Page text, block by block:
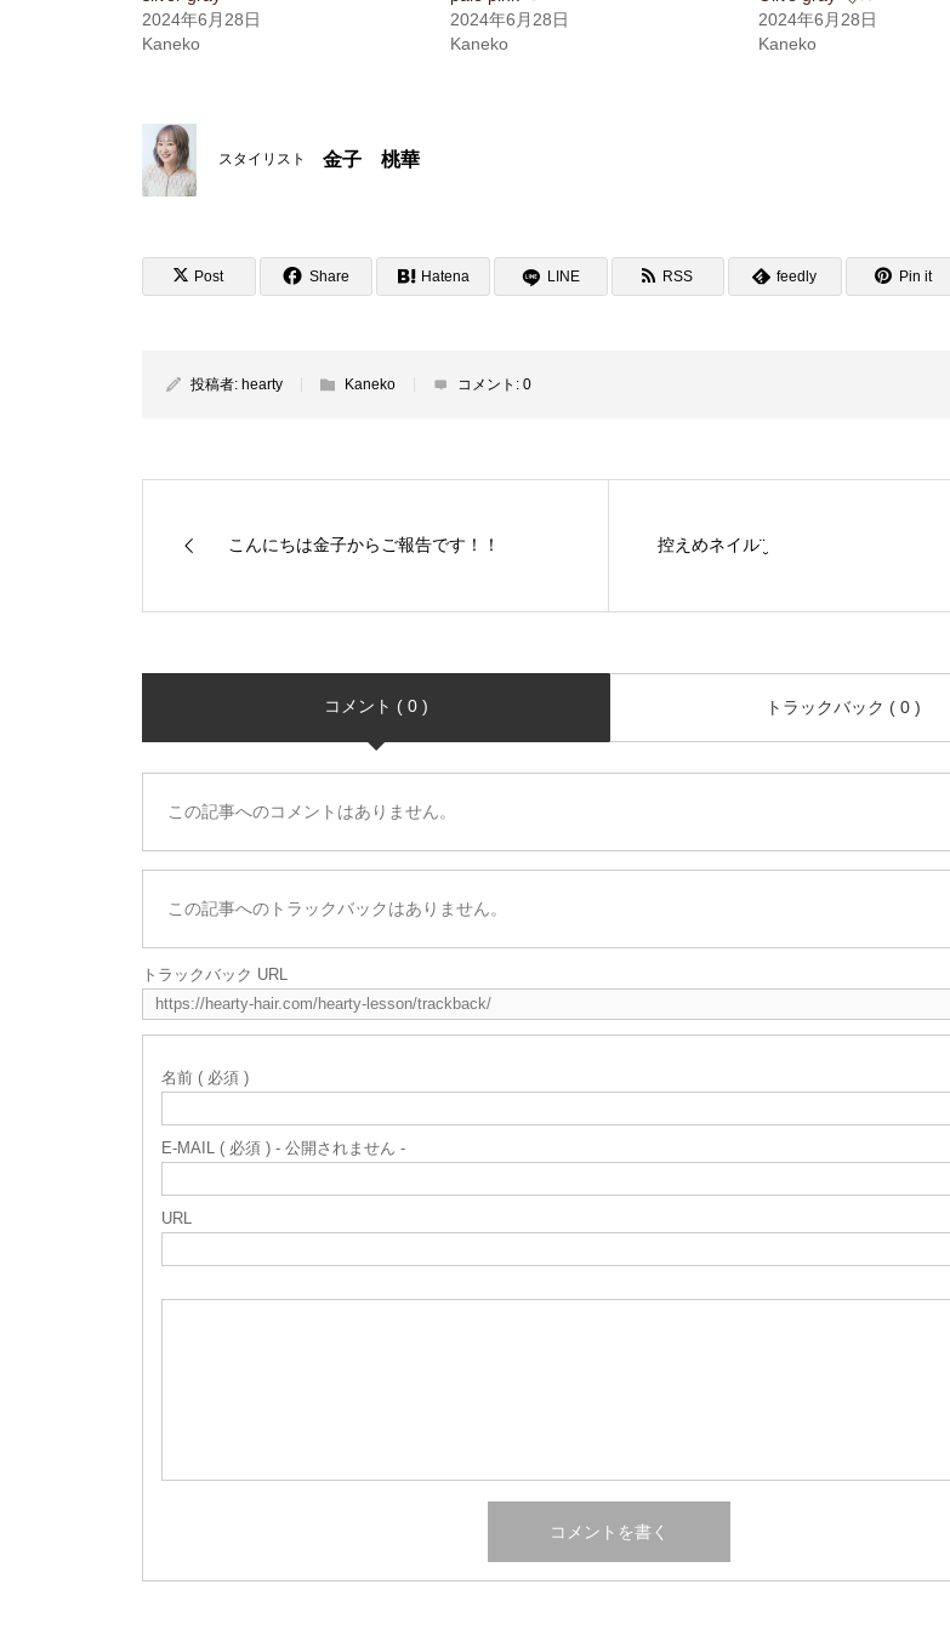
2024年6月28日
Kaneko
2024年6月28日
Kaneko
2024年6月28日
Kaneko
スタイリスト 金子 桃華
Post Share Hatena LINE RSS feedly Pin it
投稿者: hearty Kaneko コメント: 0
こんにちは金子からご報告です！！ 控えめネイル¨̮
コメント ( 0 ) トラックバック ( 0 )
この記事へのコメントはありません。
この記事へのトラックバックはありません。
トラックバック URL
名前 ( 必須 )
E-MAIL ( 必須 ) - 公開されません -
URL